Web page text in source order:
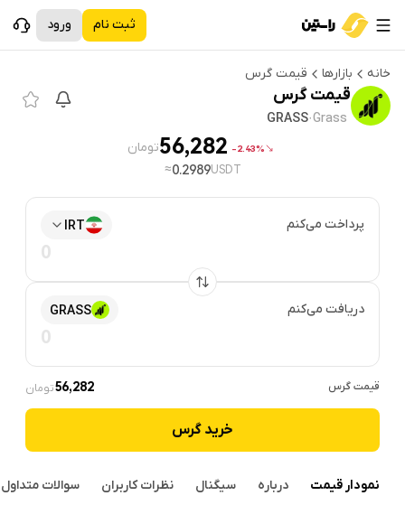
ثبت نام ورود
خانه بازارها قیمت گرس
قیمتگرس
Grass
·
GRASS
2.43%-
56,282تومان
USDT
0.2989
≈
پرداخت می‌کنم IRT
دریافت می‌کنم GRASS
قیمتگرس 56,282تومان
خرید گرس
نمودار قیمت درباره سیگنال نظرات کاربران سوالات متداول